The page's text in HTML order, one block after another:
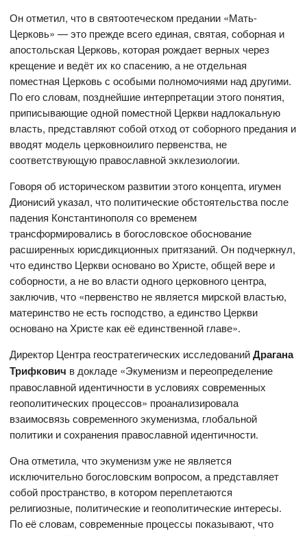
Он отметил, что в святоотеческом предании «Мать-
Церковь» — это прежде всего единая, святая, соборная и
апостольская Церковь, которая рождает верных через
крещение и ведёт их ко спасению, а не отдельная
поместная Церковь с особыми полномочиями над другими.
По его словам, позднейшие интерпретации этого понятия,
приписывающие одной поместной Церкви надлокальную
власть, представляют собой отход от соборного предания и
вводят модель церковноилиго первенства, не
соответствующую православной экклезиологии.
Говоря об историческом развитии этого концепта, игумен
Дионисий указал, что политические обстоятельства после
падения Константинополя со временем
трансформировались в богословское обоснование
расширенных юрисдикционных притязаний. Он подчеркнул,
что единство Церкви основано во Христе, общей вере и
соборности, а не во власти одного церковного центра,
заключив, что «первенство не является мирской властью,
материнство не есть господство, а единство Церкви
основано на Христе как её единственной главе».
Директор Центра геостратегических исследованийДрагана
Трифкович в докладе «Экуменизм и переопределение
православной идентичности в условиях современных
геополитических процессов» проанализировала
взаимосвязь современного экуменизма, глобальной
политики и сохранения православной идентичности.
Она отметила, что экуменизм уже не является
исключительно богословским вопросом, а представляет
собой пространство, в котором переплетаются
религиозные, политические и геополитические интересы.
По её словам, современные процессы показывают, что